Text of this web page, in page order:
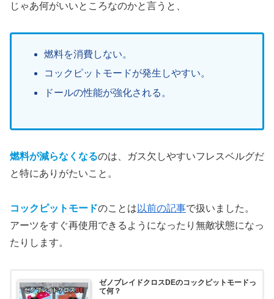
じゃあ何がいいところなのかと言うと、
燃料を消費しない。
コックピットモードが発生しやすい。
ドールの性能が強化される。
燃料が減らなくなるのは、ガス欠しやすいフレスベルグだ
と特にありがたいこと。
コックピットモードのことは 以前の記事で扱いました。
アーツをすぐ再使用できるようになったり無敵状態になっ
たりします。
ゼノブレイドクロスDEのコックピットモードっ
て何？